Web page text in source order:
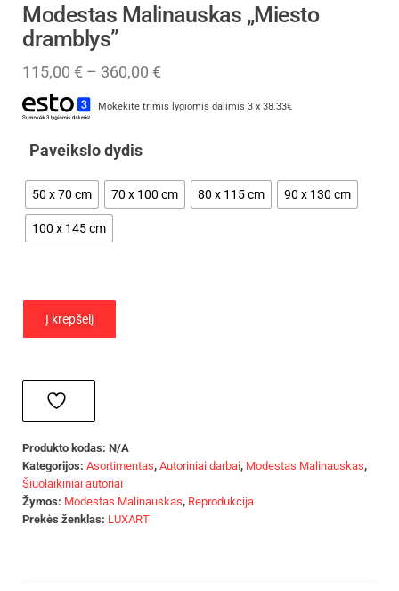
Modestas Malinauskas „Miesto
dramblys”
115,00 € – 360,00 €
Mokėkite trimis lygiomis dalimis 3 x 38.33€
Paveikslo dydis
50 x 70 cm 70 x 100 cm 80 x 115 cm 90 x 130 cm
100 x 145 cm
Į krepšelį
Produkto kodas: N/A
Kategorijos: Asortimentas, Autoriniai darbai, Modestas Malinauskas,
Šiuolaikiniai autoriai
Žymos: Modestas Malinauskas, Reprodukcija
Prekės ženklas: LUXART